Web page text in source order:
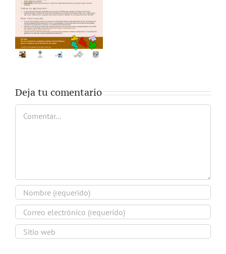
Deja tu comentario
Comentar